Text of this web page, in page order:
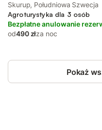
Skurup, Południowa Szwecja
Agroturystyka dla 3 osób
Bezpłatne anulowanie
od490 złza noc
Pokaż